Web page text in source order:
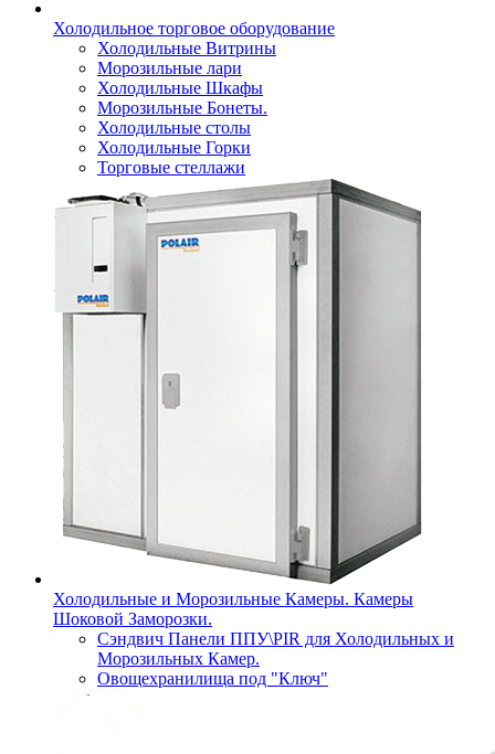
Холодильное торговое оборудование
Холодильные Витрины
Морозильные лари
Холодильные Шкафы
Морозильные Бонеты.
Холодильные столы
Холодильные Горки
Торговые стеллажи
Холодильные и Морозильные Камеры. Камеры
Шоковой Заморозки.
Сэндвич Панели ППУ\PIR для Холодильных и
Морозильных Камер.
Овощехранилища под "Ключ"